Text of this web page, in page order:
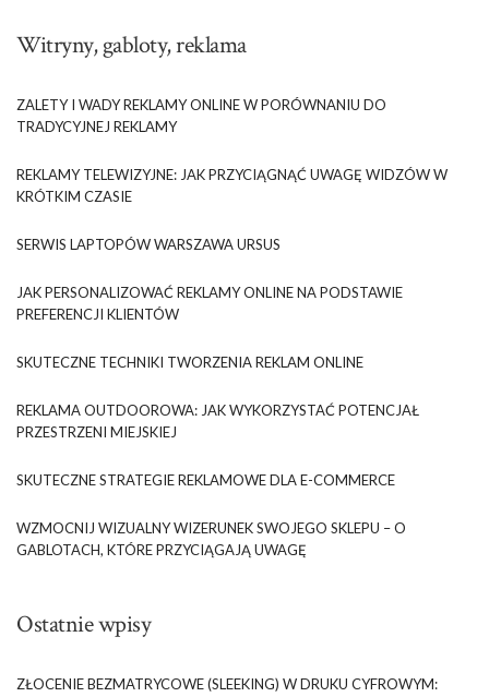
Witryny, gabloty, reklama
ZALETY I WADY REKLAMY ONLINE W PORÓWNANIU DO
TRADYCYJNEJ REKLAMY
REKLAMY TELEWIZYJNE: JAK PRZYCIĄGNĄĆ UWAGĘ WIDZÓW W
KRÓTKIM CZASIE
SERWIS LAPTOPÓW WARSZAWA URSUS
JAK PERSONALIZOWAĆ REKLAMY ONLINE NA PODSTAWIE
PREFERENCJI KLIENTÓW
SKUTECZNE TECHNIKI TWORZENIA REKLAM ONLINE
REKLAMA OUTDOOROWA: JAK WYKORZYSTAĆ POTENCJAŁ
PRZESTRZENI MIEJSKIEJ
SKUTECZNE STRATEGIE REKLAMOWE DLA E-COMMERCE
WZMOCNIJ WIZUALNY WIZERUNEK SWOJEGO SKLEPU – O
GABLOTACH, KTÓRE PRZYCIĄGAJĄ UWAGĘ
Ostatnie wpisy
ZŁOCENIE BEZMATRYCOWE (SLEEKING) W DRUKU CYFROWYM: